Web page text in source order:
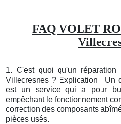
FAQ VOLET
1. C'est quoi qu'un réparation
Villecresnes ? Explication : Un
est un service qui a pour
empêchant le fonctionnement
correction des composants
pièces usés.